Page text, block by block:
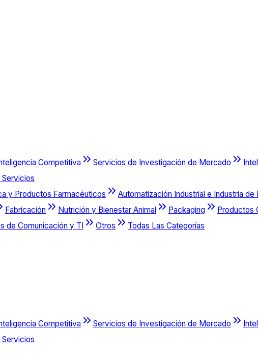
Competitiva Servicios de Investigación de Mercado
y Productos Farmacéuticos Automatización Industrial e Industria de
Fabricación Nutrición y Bienestar Animal Packaging Productos
de Comunicación y TI Otros Todas Las Categorías
Competitiva Servicios de Investigación de Mercado